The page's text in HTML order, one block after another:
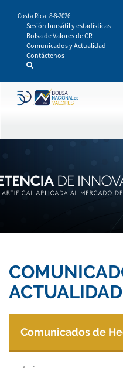
contenido
principal
Costa Rica, 8-8-2026
Sesión bursátil y estadísticas
Bolsa de Valores de CR
Comunicados y Actualidad
Contáctenos
ACTUALIDAD
Comunicados de